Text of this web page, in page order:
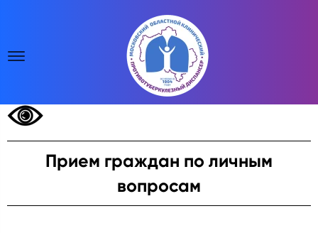
Прием граждан по личным
вопросам